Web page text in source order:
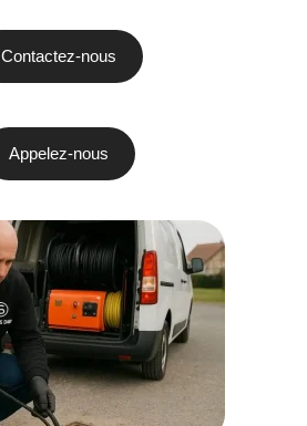
Contactez-nous
Appelez-nous